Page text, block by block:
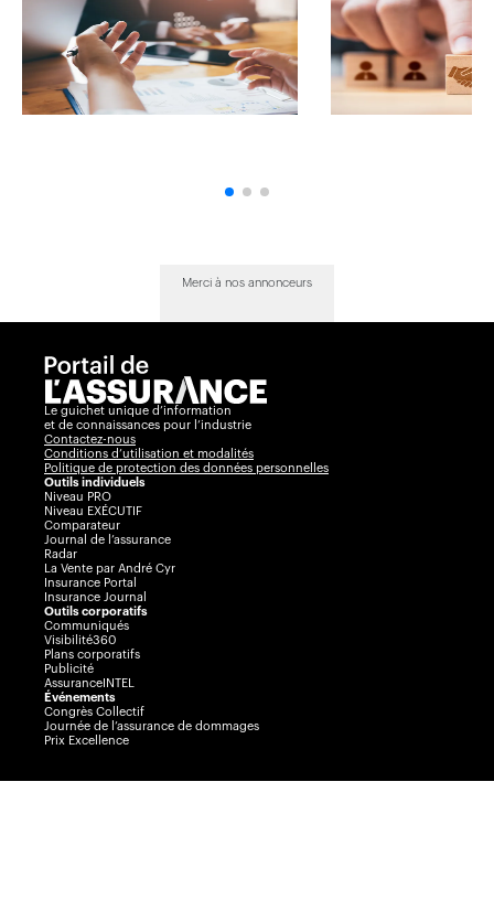
Merci à nos annonceurs
Le guichet unique d’information
et de connaissances pour l’industrie
Contactez-nous
Conditions d’utilisation et modalités
Politique de protection des données personnelles
Outils individuels
Niveau PRO
Niveau EXÉCUTIF
Comparateur
Journal de l’assurance
Radar
La Vente par André Cyr
Insurance Portal
Insurance Journal
Outils corporatifs
Communiqués
Visibilité360
Plans corporatifs
Publicité
AssuranceINTEL
Événements
Congrès Collectif
Journée de l’assurance de dommages
Prix Excellence